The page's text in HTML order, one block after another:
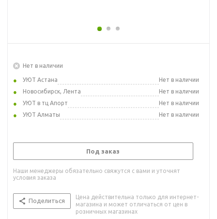
Нет в наличии
УЮТ Астана
Нет в наличии
Новосибирск, Лента
Нет в наличии
УЮТ в тц Апорт
Нет в наличии
УЮТ Алматы
Нет в наличии
Под заказ
Наши менеджеры обязательно свяжутся с вами и уточнят
условия заказа
Поделиться
Цена действительна только для интернет-
магазина и может отличаться от цен в
розничных магазинах